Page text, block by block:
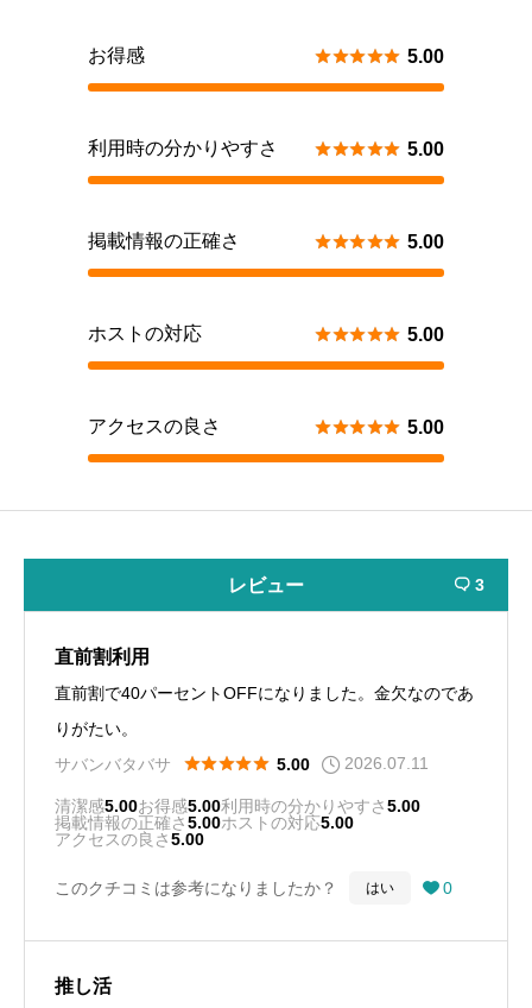
お得感  5.00
利用時の分かりやすさ  5.00
掲載情報の正確さ  5.00
ホストの対応  5.00
アクセスの良さ  5.00
レビュー  3
直前割利用
直前割で40パーセントOFFになりました。金欠なのであ
りがたい。
サバンバタバサ
 5.00 2026.07.11
清潔感5.00お得感5.00利用時の分かりやすさ5.00
掲載情報の正確さ5.00ホストの対応5.00
アクセスの良さ5.00
このクチコミは参考になりましたか？ はい  0
推し活